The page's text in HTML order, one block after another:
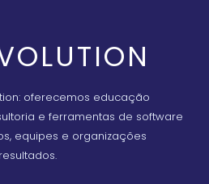
oferecemos educação
e ferramentas de software
equipes e organizações